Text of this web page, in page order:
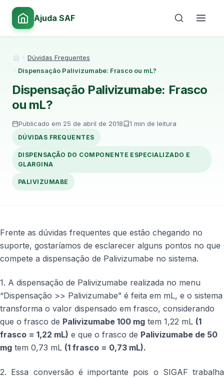
Ajuda SAF
Início
Dúvidas Frequentes
Dispensação Palivizumabe: Frasco ou mL?
Dispensação Palivizumabe: Frasco
ou mL?
Publicado em 25 de abril de 2018 1 min de leitura
DÚVIDAS FREQUENTES
DISPENSAÇÃO DO COMPONENTE ESPECIALIZADO E
GLARGINA
PALIVIZUMABE
Frente as dúvidas frequentes que estão chegando no
suporte, gostaríamos de esclarecer alguns pontos no que
compete a dispensação de Palivizumabe no sistema.
1. A dispensação de Palivizumabe realizada no menu
“Dispensação >> Palivizumabe” é feita em mL, e o sistema
transforma o valor dispensado em frasco, considerando
que o frasco de Palivizumabe 100 mg tem 1,22 mL (1
frasco = 1,22 mL) e que o frasco de Palivizumabe de 50
mg tem 0,73 mL (1 frasco = 0,73 mL).
2. Essa conversão é importante pois o SIGAF trabalha